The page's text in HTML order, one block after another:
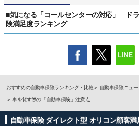
■気になる「コールセンターの対応」 ド
険満足度ランキング
おすすめの自動車保険ランキング・比較
自動車保険ニュ
車を貸す際の「自動車保険」注意点
自動車保険 ダイレクト型 オリコン顧客